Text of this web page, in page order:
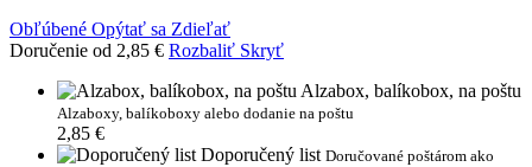
Obľúbené Opýtať sa Zdieľať
Doručenie od 2,85 € Rozbaliť Skryť
Alzabox, balíkobox, na poštu
Alzaboxy, balíkoboxy alebo dodanie na poštu
2,85 €
Doporučený list Doručované poštárom ako